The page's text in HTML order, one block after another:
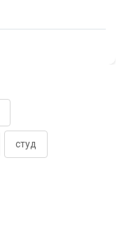
студ